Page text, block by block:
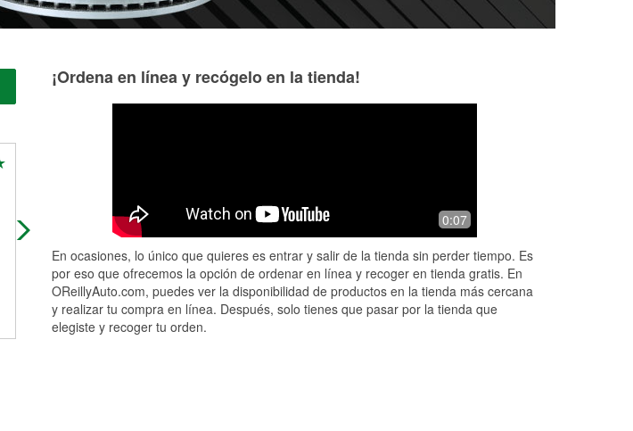
Donyae’s staff (Shawn) took care of
the headlights in my car and my Moms
on my car than any other Auto part
em...Read More
Sean went over and beyond to take
care of me. Saved the day. Thank you
as screw sizes
¡Ordena en línea y recógelo en la tienda!
0:07
En ocasiones, lo único que quieres es entrar y salir de la tienda sin perder tiempo. Es
por eso que ofrecemos la opción de ordenar en línea y recoger en tienda gratis. En
OReillyAuto.com, puedes ver la disponibilidad de productos en la tienda más cercana
y realizar tu compra en línea. Después, solo tienes que pasar por la tienda que
elegiste y recoger tu orden.